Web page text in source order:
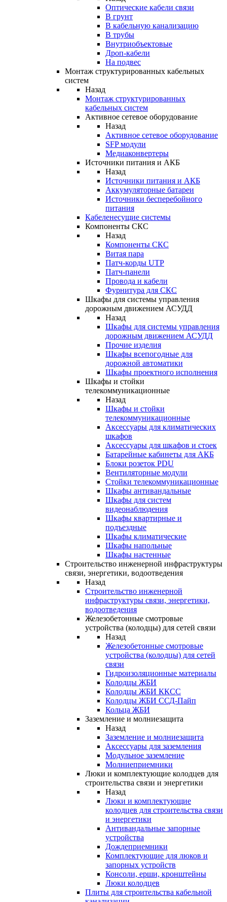
Оптические кабели связи
В грунт
В кабельную канализацию
В трубы
Внутриобъектовые
Дроп-кабели
На подвес
Монтаж структурированных кабельных
систем
Назад
Монтаж структурированных
кабельных систем
Активное сетевое оборудование
Назад
Активное сетевое оборудование
SFP модули
Медиаконвертеры
Источники питания и АКБ
Назад
Источники питания и АКБ
Аккумуляторные батареи
Источники бесперебойного
питания
Кабеленесущие системы
Компоненты СКС
Назад
Компоненты СКС
Витая пара
Патч-корды UTP
Патч-панели
Провода и кабели
Фурнитура для СКС
Шкафы для системы управления
дорожным движением АСУДД
Назад
Шкафы для системы управления
дорожным движением АСУДД
Прочие изделия
Шкафы всепогодные для
дорожной автоматики
Шкафы проектного исполнения
Шкафы и стойки
телекоммуникационные
Назад
Шкафы и стойки
телекоммуникационные
Аксессуары для климатических
шкафов
Аксессуары для шкафов и стоек
Батарейные кабинеты для АКБ
Блоки розеток PDU
Вентиляторные модули
Стойки телекоммуникационные
Шкафы антивандальные
Шкафы для систем
видеонаблюдения
Шкафы квартирные и
подъездные
Шкафы климатические
Шкафы напольные
Шкафы настенные
Строительство инженерной инфраструктуры
связи, энергетики, водоотведения
Назад
Строительство инженерной
инфраструктуры связи, энергетики,
водоотведения
Железобетонные смотровые
устройства (колодцы) для сетей связи
Назад
Железобетонные смотровые
устройства (колодцы) для сетей
связи
Гидроизоляционные материалы
Колодцы ЖБИ
Колодцы ЖБИ ККСС
Колодцы ЖБИ ССД-Пайп
Кольца ЖБИ
Заземление и молниезащита
Назад
Заземление и молниезащита
Аксессуары для заземления
Модульное заземление
Молниеприемники
Люки и комплектующие колодцев для
строительства связи и энергетики
Назад
Люки и комплектующие
колодцев для строительства связи
и энергетики
Антивандальные запорные
устройства
Дождеприемники
Комплектующие для люков и
запорных устройств
Консоли, ерши, кронштейны
Люки колодцев
Плиты для строительства кабельной